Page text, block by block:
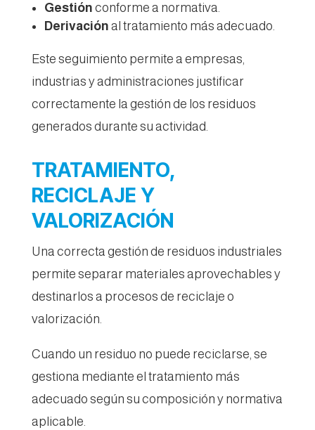
Gestión conforme a normativa.
Derivación al tratamiento más adecuado.
Este seguimiento permite a empresas,
industrias y administraciones justificar
correctamente la gestión de los residuos
generados durante su actividad.
TRATAMIENTO,
RECICLAJE Y
VALORIZACIÓN
Una correcta gestión de residuos industriales
permite separar materiales aprovechables y
destinarlos a procesos de reciclaje o
valorización.
Cuando un residuo no puede reciclarse, se
gestiona mediante el tratamiento más
adecuado según su composición y normativa
aplicable.